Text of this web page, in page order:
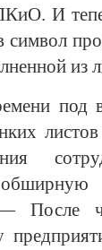
И
из
под
— После